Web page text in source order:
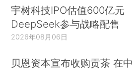
宇树科技IPO估值600亿元
DeepSeek参与战略配售
2026年08月06日
贝恩资本宣布收购贡茶 在中